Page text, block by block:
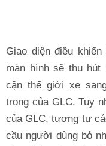
Giao diện điều
màn hình sẽ thu hút
cận thế giới xe
trọng của GLC. Tuy
của GLC, tương tự
cầu người dùng bỏ